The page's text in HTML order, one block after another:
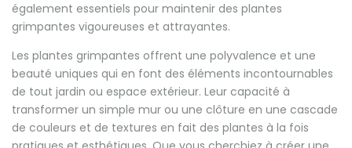
également essentiels pour maintenir des plantes
grimpantes vigoureuses et attrayantes.
Les plantes grimpantes offrent une polyvalence et une
beauté uniques qui en font des éléments incontournables
de tout jardin ou espace extérieur. Leur capacité à
transformer un simple mur ou une clôture en une cascade
de couleurs et de textures en fait des plantes à la fois